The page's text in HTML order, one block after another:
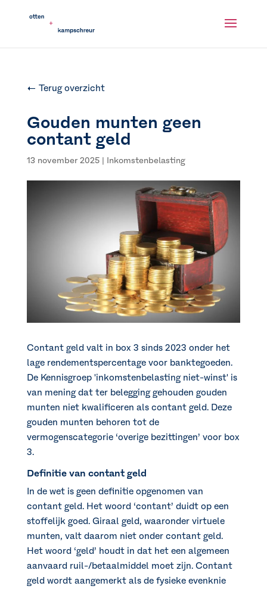
← Terug overzicht
Gouden munten geen
contant geld
13 november 2025| Inkomstenbelasting
Contant geld valt in box 3 sinds 2023 onder het
lage rendementspercentage voor banktegoeden.
De Kennisgroep 'inkomstenbelasting niet-winst' is
van mening dat ter belegging gehouden gouden
munten niet kwalificeren als contant geld. Deze
gouden munten behoren tot de
vermogenscategorie ‘overige bezittingen’ voor box
3.
Definitie van contant geld
In de wet is geen definitie opgenomen van
contant geld. Het woord ‘contant’ duidt op een
stoffelijk goed. Giraal geld, waaronder virtuele
munten, valt daarom niet onder contant geld.
Het woord ‘geld’ houdt in dat het een algemeen
aanvaard ruil-/betaalmiddel moet zijn. Contant
geld wordt aangemerkt als de fysieke evenknie